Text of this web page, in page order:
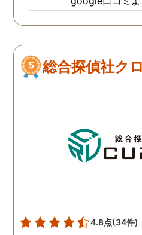
とても鮮明に写っていた
で、再度、調査をお願い
度、自分でも行動パターン
の把握をしていましたが
ズでした。 とくに、急なお
願いの時に人員を手配し
頂き、ホテルからの証拠
後の事についてアドバイス
を頂いて、とても信頼出来
総合探偵社ク
4.8点(34件)